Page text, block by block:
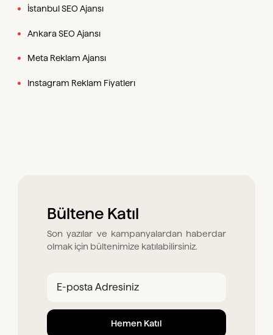
İstanbul SEO Ajansı
Ankara SEO Ajansı
Meta Reklam Ajansı
Instagram Reklam Fiyatlerı
Bültene Katıl
Son yazılar ve kampanyalardan haberdar
olmak için bültenimize katılabilirsiniz.